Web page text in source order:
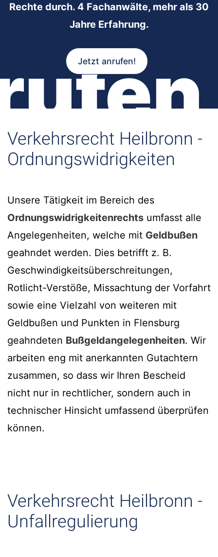
Rechte durch. 4 Fachanwälte, mehr als 30
Jahre Erfahrung.
Jetzt anrufen!
Verkehrsrecht Heilbronn -
Ordnungswidrigkeiten
Unsere Tätigkeit im Bereich des
Ordnungswidrigkeitenrechts umfasst alle
Angelegenheiten, welche mit Geldbußen
geahndet werden. Dies betrifft z. B.
Geschwindigkeitsüberschreitungen,
Rotlicht-Verstöße, Missachtung der Vorfahrt
sowie eine Vielzahl von weiteren mit
Geldbußen und Punkten in Flensburg
geahndeten Bußgeldangelegenheiten. Wir
arbeiten eng mit anerkannten Gutachtern
zusammen, so dass wir Ihren Bescheid
nicht nur in rechtlicher, sondern auch in
technischer Hinsicht umfassend überprüfen
können.
Verkehrsrecht Heilbronn -
Unfallregulierung